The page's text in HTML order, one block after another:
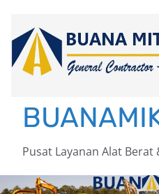
content
Pusat Layanan Alat Berat